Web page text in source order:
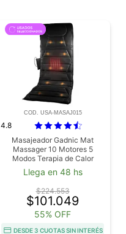
COD. USA-MASAJ015
4.8
Masajeador Gadnic Mat
Massager 10 Motores 5
Modos Terapia de Calor
Usado
Llega en 48 hs
$224.553
$101.049
55% OFF
DESDE 3 CUOTAS SIN INTERÉS